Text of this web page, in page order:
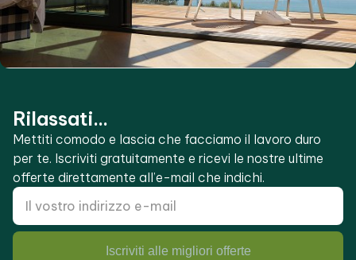
Rilassati...
Mettiti comodo e lascia che facciamo il lavoro duro
per te. Iscriviti gratuitamente e ricevi le nostre ultime
offerte direttamente all’e-mail che indichi.
Iscriviti alle migliori offerte